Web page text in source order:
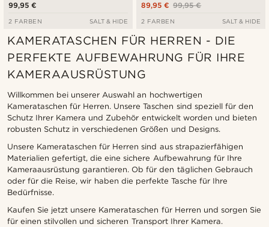
99,95 €
2 FARBEN SALT & HIDE
99,95 €
89,95 €
2 FARBEN SALT & HIDE
KAMERATASCHEN FÜR HERREN - DIE
PERFEKTE AUFBEWAHRUNG FÜR IHRE
KAMERAAUSRÜSTUNG
Willkommen bei unserer Auswahl an hochwertigen
Kamerataschen für Herren. Unsere Taschen sind speziell für den
Schutz Ihrer Kamera und Zubehör entwickelt worden und bieten
robusten Schutz in verschiedenen Größen und Designs.
Unsere Kamerataschen für Herren sind aus strapazierfähigen
Materialien gefertigt, die eine sichere Aufbewahrung für Ihre
Kameraausrüstung garantieren. Ob für den täglichen Gebrauch
oder für die Reise, wir haben die perfekte Tasche für Ihre
Bedürfnisse.
Kaufen Sie jetzt unsere Kamerataschen für Herren und sorgen Sie
für einen stilvollen und sicheren Transport Ihrer Kamera.